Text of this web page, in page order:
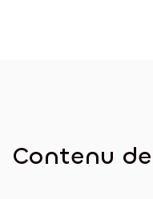
Contenu